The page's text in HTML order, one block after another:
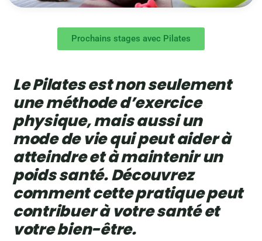
Prochains stages avec Pilates
Le Pilates est non seulement
une méthode d’exercice
physique, mais aussi un
mode de vie qui peut aider à
atteindre et à maintenir un
poids santé. Découvrez
comment cette pratique peut
contribuer à votre santé et
votre bien-être.